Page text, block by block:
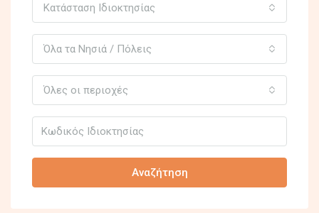
Κατάσταση Ιδιοκτησίας
Όλα τα Νησιά / Πόλεις
Όλες οι περιοχές
Αναζήτηση